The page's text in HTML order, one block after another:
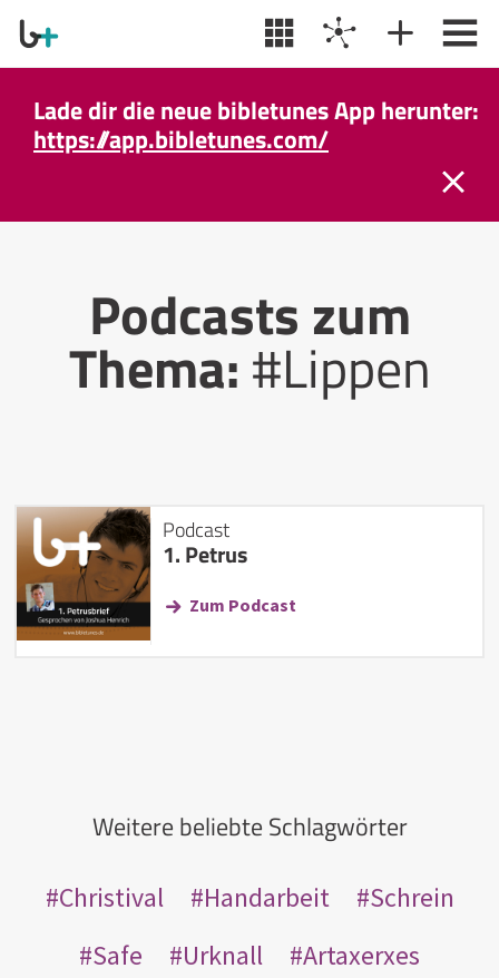
Lade dir die neue bibletunes App herunter:
https://app.bibletunes.com/
Podcasts zum
Thema:#Lippen
Podcast
1. Petrus
Zum Podcast
Weitere beliebte Schlagwörter
Christival Handarbeit
Schrein
Safe
Urknall
Artaxerxes